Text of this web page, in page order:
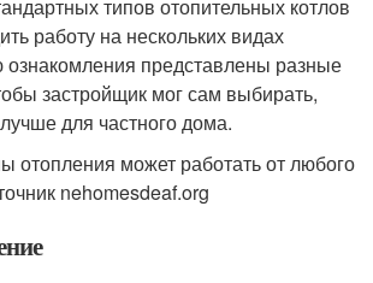
типов отопительных котлов
работу на нескольких видах
представлены разные
застройщик мог сам выбирать,
для частного дома.
отопления может работать от любого
nehomesdeaf.org